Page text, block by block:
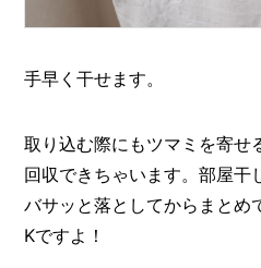
手早く干せます。
取り込む際にもツマミを寄せ
回収できちゃいます。部屋干
バサッと落としてからまとめ
Kですよ！